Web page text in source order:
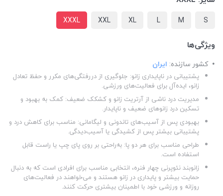
S
M
L
XL
XXL
XXXL
ویژگی‌ها
کشور سازنده: ایران
پشتیبانی در ناپایداری زانو: جلوگیری از دررفتگی‌های مکرر و حفظ تعادل
زانو، ایده‌آل برای فعالیت‌های ورزشی.
مدیریت درد ناشی از آرتریت زانو و کشکک ضعیف: کمک به بهبود و
تسکین درد زانوهای ضعیف و ناپایدار.
بهبودی پس از آسیب‌های تاندونی و لیگامانی: مناسب برای کاهش درد و
پشتیبانی بیشتر پس از کشیدگی یا آسیب‌دیدگی.
طراحی مناسب برای هر دو پا: به‌راحتی بر روی پای چپ یا راست قابل
استفاده است.
زانوبند نئوپرنی چهار فنره، انتخابی مناسب برای افرادی است که به دنبال
حمایت بیشتر و پایداری در زانو هستند و می‌خواهند در فعالیت‌های
روزانه و ورزشی خود با اطمینان بیشتری حرکت کنند.